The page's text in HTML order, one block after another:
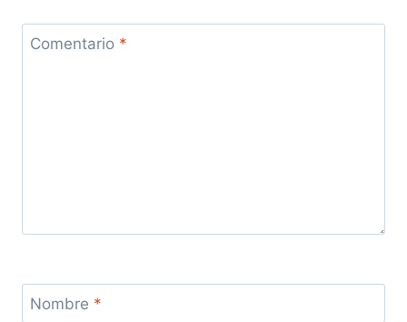
Comentario *
Nombre *